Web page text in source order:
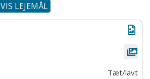
VIS LEJEMÅL
Tæt/lavt